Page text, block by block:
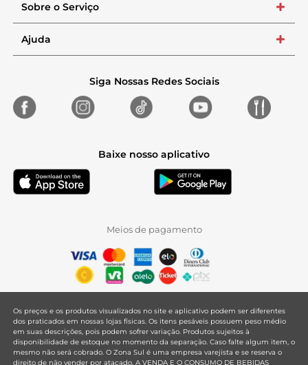
Sobre o Serviço +
Ajuda +
Siga Nossas Redes Sociais
Baixe nosso aplicativo
Meios de pagamento
Os preços e os produtos visualizados no site e aplicativo podem ser diferentes
dos praticados em nossas lojas físicas. Os itens pesáveis possuem peso médio
em suas descrições, pois podem sofrer variação. Produtos sujeitos à
disponibilidade de estoque no momento da separação. Caso falte algum item, o
mesmo não será cobrado. O Zona Sul é uma empresa varejista e se reserva o
direito de não vender por atacado. A VENDA E O CONSUMO DE BEBIDAS